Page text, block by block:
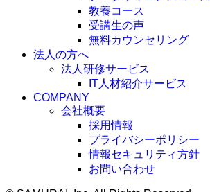
教養コース
受講生の声
無料カウンセリング
法人の方へ
法人研修サービス
IT人材紹介サービス
COMPANY
会社概要
採用情報
プライバシーポリシー
情報セキュリティ方針
お問い合わせ